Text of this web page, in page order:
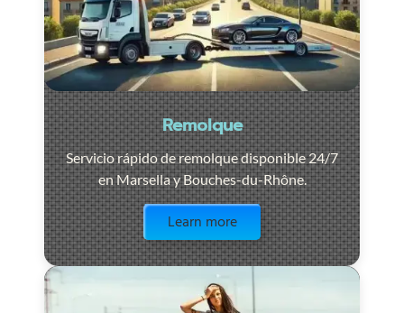
Remolque
Servicio rápido de remolque disponible 24/7
en Marsella y Bouches-du-Rhône.
Learn more